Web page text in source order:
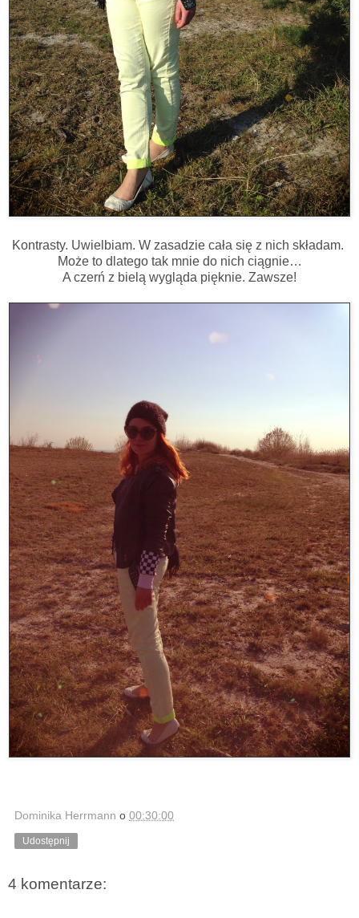
Kontrasty. Uwielbiam. W zasadzie cała się z nich składam.
Może to dlatego tak mnie do nich ciągnie…
A czerń z bielą wygląda pięknie. Zawsze!
Dominika Herrmann o 00:30:00
Udostępnij
4 komentarze: